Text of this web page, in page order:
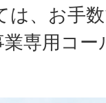
は、お手
専用コ